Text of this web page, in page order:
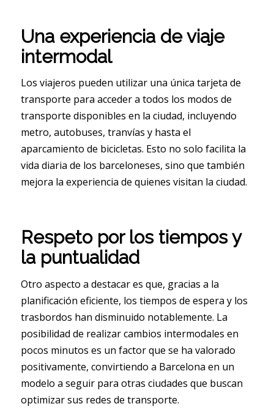
Una experiencia de viaje
intermodal
Los viajeros pueden utilizar una única tarjeta de
transporte para acceder a todos los modos de
transporte disponibles en la ciudad, incluyendo
metro, autobuses, tranvías y hasta el
aparcamiento de bicicletas. Esto no solo facilita la
vida diaria de los barceloneses, sino que también
mejora la experiencia de quienes visitan la ciudad.
Respeto por los tiempos y
la puntualidad
Otro aspecto a destacar es que, gracias a la
planificación eficiente, los tiempos de espera y los
trasbordos han disminuido notablemente. La
posibilidad de realizar cambios intermodales en
pocos minutos es un factor que se ha valorado
positivamente, convirtiendo a Barcelona en un
modelo a seguir para otras ciudades que buscan
optimizar sus redes de transporte.